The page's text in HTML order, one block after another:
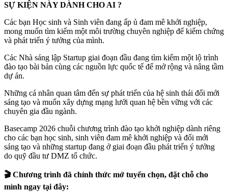
SỰ KIỆN NÀY DÀNH CHO AI ?
​Các bạn Học sinh và Sinh viên đang ấp ủ đam mê khởi nghiệp,
mong muốn tìm kiếm một môi trường chuyên nghiệp để kiểm chứng
và phát triển ý tưởng của mình.
​Các Nhà sáng lập Startup giai đoạn đầu đang tìm kiếm một lộ trình
đào tạo bài bản cùng các nguồn lực quốc tế để mở rộng và nâng tầm
dự án.
​Những cá nhân quan tâm đến sự phát triển của hệ sinh thái đổi mới
sáng tạo và muốn xây dựng mạng lưới quan hệ bền vững với các
chuyên gia đầu ngành.
​Basecamp 2026 chuỗi chương trình đào tạo khởi nghiệp dành riêng
cho các bạn học sinh, sinh viên đam mê khởi nghiệp và đổi mới
sáng tạo và những startup đang ở giai đoạn đầu phát triển ý tưởng
do quỹ đầu tư DMZ tổ chức.
​🎬 Chương trình đã chính thức mở tuyển chọn, đặt chỗ cho
mình ngay tại đây: